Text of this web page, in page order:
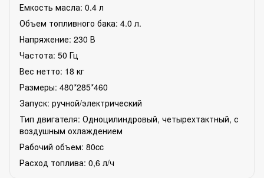
Емкость масла: 0.4 л
Объем топливного бака: 4.0 л.
Напряжение: 230 В
Частота: 50 Гц
Вес нетто: 18 кг
Размеры: 480*285*460
Запуск: ручной/электрический
Тип двигателя: Одноцилиндровый, четырехтактный, с
воздушным охлаждением
Рабочий объем: 80cc
Расход топлива: 0,6 л/ч